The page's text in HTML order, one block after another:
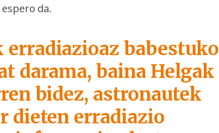
da.
babestuko
darama, baina Helgak
bidez, astronautek
dieten erradiazio